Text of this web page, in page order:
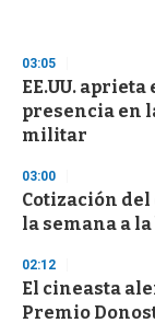
d
s
o
f
3
s
e
c
o
d
s
03:05
EE.UU.
presencia en
militar
03:00
Cotización
la semana a la
02:12
El cineasta
Premio